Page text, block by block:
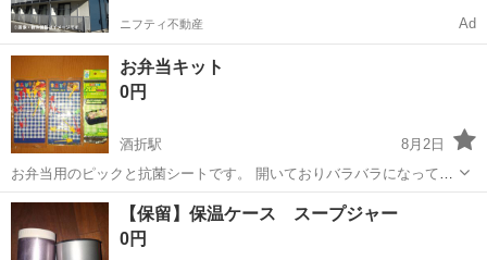
ニフティ不動産 Ad
お弁当キット
0円
酒折駅
8月2日
お弁当用のピックと抗菌シートです。 開いておりバラバラになってし
まっていますが、中のものは使っていないので、ご理解いただける
方、貰ってくださると嬉しいです。
山梨 甲府市 酒折駅 家庭用品
【保留】保温ケース スープジャー
0円